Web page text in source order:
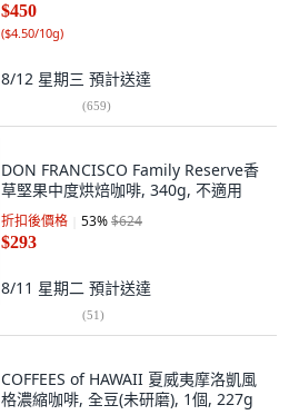
$450
($4.50/10g)
8/12 星期三 預計送達
(659)
DON FRANCISCO Family Reserve香
草堅果中度烘焙咖啡, 340g, 不適用
折扣後價格 53%$624
$293
8/11 星期二 預計送達
(51)
COFFEES of HAWAII 夏威夷摩洛凱風
格濃縮咖啡, 全豆(未研磨), 1個, 227g